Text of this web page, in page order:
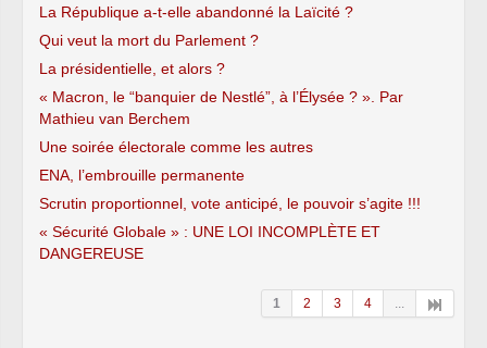
La République a-t-elle abandonné la Laïcité ?
Qui veut la mort du Parlement ?
La présidentielle, et alors ?
« Macron, le “banquier de Nestlé”, à l’Élysée ? ». Par
Mathieu van Berchem
Une soirée électorale comme les autres
ENA, l’embrouille permanente
Scrutin proportionnel, vote anticipé, le pouvoir s’agite !!!
« Sécurité Globale » : UNE LOI INCOMPLÈTE ET
DANGEREUSE
1 2 3 4 ...